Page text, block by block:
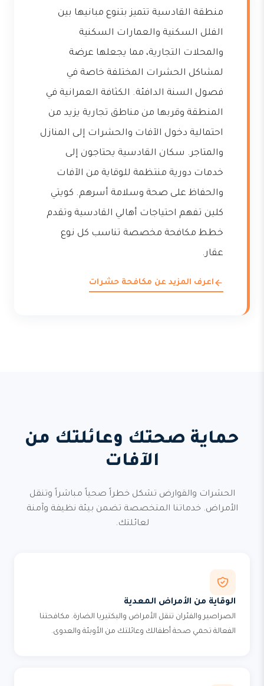
منطقة القادسية تتميز بتنوع مبانيها بين
الفلل السكنية والعمارات السكنية
والمحلات التجارية، مما يجعلها عرضة
لمشاكل الحشرات المختلفة خاصة في
فصول السنة الدافئة. الكثافة العمرانية في
المنطقة وقربها من مناطق تجارية يزيد من
احتمالية دخول الآفات والحشرات إلى المنازل
والمتاجر. سكان القادسية يحتاجون إلى
خدمات دورية منتظمة للوقاية من الآفات
والحفاظ على صحة وسلامة أسرهم. كويتي
كلين تفهم احتياجات أهالي القادسية وتقدم
خطط مكافحة مخصصة تناسب كل نوع
عقار.
اعرف المزيد عن مكافحة حشرات
حماية صحتك وعائلتك من
الآفات
الحشرات والقوارض تشكل خطراً صحياً مباشراً وتنقل
الأمراض. خدماتنا المتخصصة تضمن بيئة نظيفة وآمنة
لعائلتك.
الوقاية من الأمراض المعدية
الصراصير والفئران تنقل الأمراض والبكتيريا الضارة. مكافحتنا
الفعالة تحمي صحة أطفالك وعائلتك من الأوبئة والعدوى.